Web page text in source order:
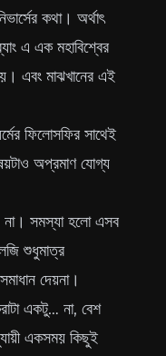
কথা। অর্থাৎ
এ এক মহাবিশ্বের
এবং মাঝখানের এই
ফিলোসফির সাথেই
অপ্রমাণ যোগ্য
না। সমস্যা হলো এসব
শুধুমাত্র
দেয়না।
একটু… না, বেশ
একসময় কিছুই